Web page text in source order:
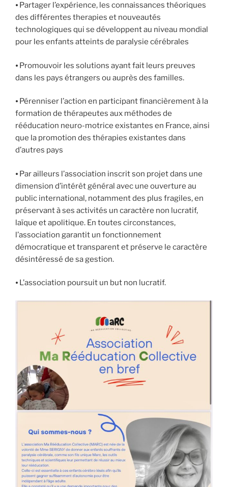
⦁ Partager l’expérience, les connaissances théoriques
des différentes therapies et nouveautés
technologiques qui se développent au niveau mondial
pour les enfants atteints de paralysie cérébrales
⦁ Promouvoir les solutions ayant fait leurs preuves
dans les pays étrangers ou auprès des familles.
⦁ Pérenniser l’action en participant financièrement à la
formation de thérapeutes aux méthodes de
rééducation neuro-motrice existantes en France, ainsi
que la promotion des thérapies existantes dans
d’autres pays
⦁ Par ailleurs l’association inscrit son projet dans une
dimension d’intérêt général avec une ouverture au
public international, notamment des plus fragiles, en
préservant à ses activités un caractère non lucratif,
laïque et apolitique. En toutes circonstances,
l’association garantit un fonctionnement
démocratique et transparent et préserve le caractère
désintéressé de sa gestion.
⦁ L’association poursuit un but non lucratif.